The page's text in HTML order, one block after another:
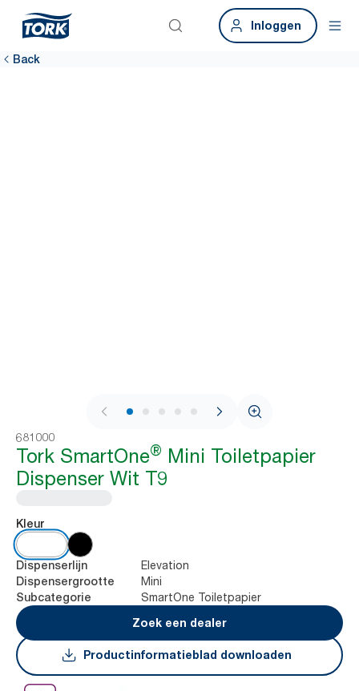
Inloggen
Back
1 / 11
681000
Tork SmartOne® Mini Toiletpapier
Dispenser Wit T9
Kleur
Dispenserlijn Elevation
Dispensergrootte Mini
Subcategorie
SmartOne Toiletpapier
Zoek een dealer
Productinformatieblad downloaden